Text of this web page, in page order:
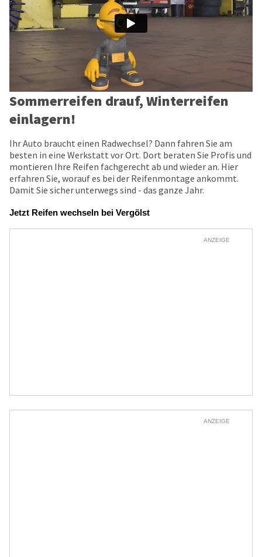
Sommerreifen drauf, Winterreifen
einlagern!
Ihr Auto braucht einen Radwechsel? Dann fahren Sie am
besten in eine Werkstatt vor Ort. Dort beraten Sie Profis und
montieren Ihre Reifen fachgerecht ab und wieder an. Hier
erfahren Sie, worauf es bei der Reifenmontage ankommt.
Damit Sie sicher unterwegs sind - das ganze Jahr.
Jetzt Reifen wechseln bei Vergölst
ANZEIGE
ANZEIGE